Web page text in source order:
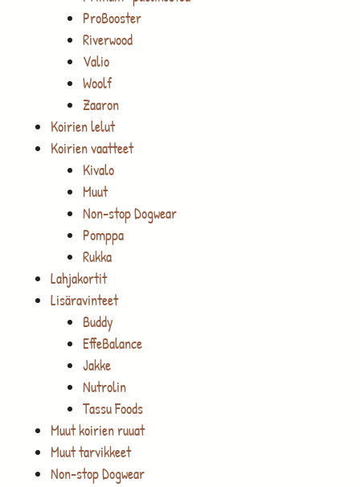
ProBooster
Riverwood
Valio
Woolf
Zaaron
Koirien lelut
Koirien vaatteet
Kivalo
Muut
Non-stop Dogwear
Pomppa
Rukka
Lahjakortit
Lisäravinteet
Buddy
EffeBalance
Jakke
Nutrolin
Tassu Foods
Muut koirien ruuat
Muut tarvikkeet
Non-stop Dogwear